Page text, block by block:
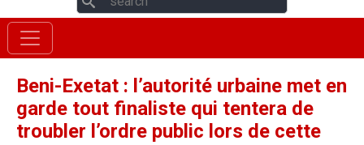
Beni-Exetat : l’autorité urbaine met en
garde tout finaliste qui tentera de
troubler l’ordre public lors de cette